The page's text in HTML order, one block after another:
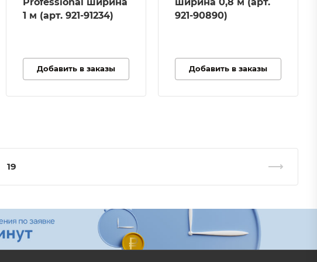
мин
7,5 л/мин
Нет
1 м (арт. 921-91234)
Добавить в заказы
921-90890)
Добавить в заказы
19